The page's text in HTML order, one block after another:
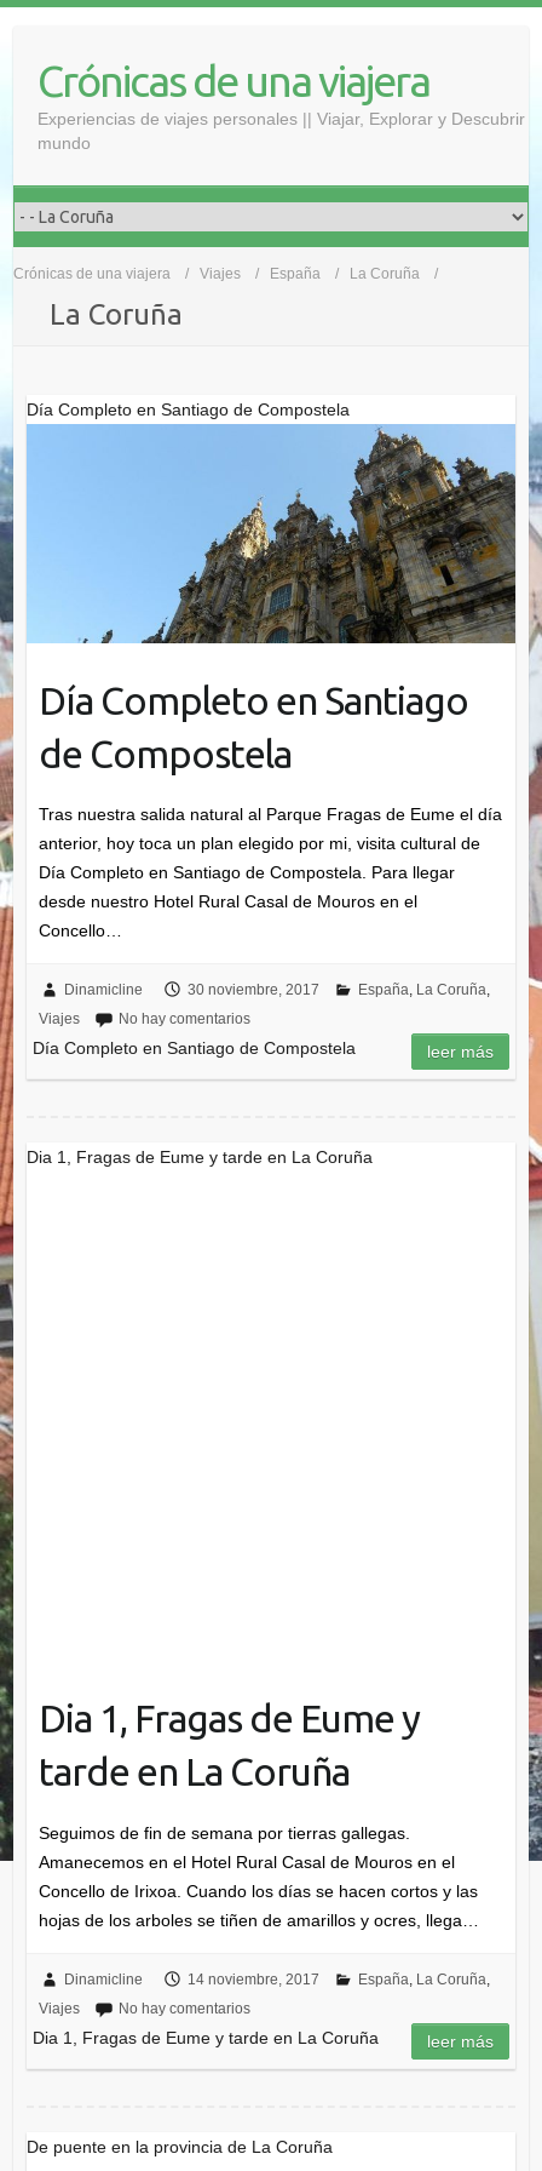
contenidoCrónicas de una viajera
Experiencias de viajes personales || Viajar, Explorar y Descubrir
mundo
Crónicas de una viajera Viajes España La Coruña
La Coruña
Día Completo en Santiago de Compostela
Día Completo en Santiago
de Compostela
Tras nuestra salida natural al Parque Fragas de Eume el día
anterior, hoy toca un plan elegido por mi, visita cultural de
Día Completo en Santiago de Compostela. Para llegar
desde nuestro Hotel Rural Casal de Mouros en el
Concello…
Dinamicline 30 noviembre, 2017 España, La Coruña,
Viajes
No hay comentarios
Día Completo en Santiago de Compostela leer más
Dia 1, Fragas de Eume y tarde en La Coruña
Dia 1, Fragas de Eume y
tarde en La Coruña
Seguimos de fin de semana por tierras gallegas.
Amanecemos en el Hotel Rural Casal de Mouros en el
Concello de Irixoa. Cuando los días se hacen cortos y las
hojas de los arboles se tiñen de amarillos y ocres, llega…
Dinamicline 14 noviembre, 2017 España La Coruña
Viajes
No hay comentarios
Dia 1, Fragas de Eume y tarde en La Coruña leer más
De puente en la provincia de La Coruña